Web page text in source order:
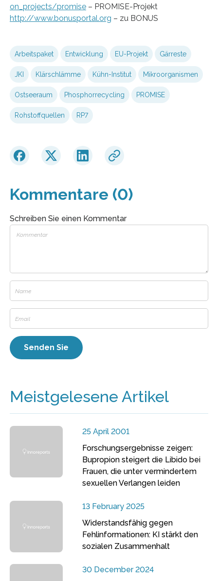
on_projects/promise – PROMISE-Projekt
http://www.bonusportal.org – zu BONUS
Arbeitspaket Entwicklung EU-Projekt Gärreste
JKI Klärschlämme Kühn-Institut Mikroorganismen
Ostseeraum Phosphorrecycling PROMISE
Rohstoffquellen RP7
Kommentare (0)
Schreiben Sie einen Kommentar
Meistgelesene Artikel
25 April 2001
Forschungsergebnisse zeigen:
Bupropion steigert die Libido bei
Frauen, die unter vermindertem
sexuellen Verlangen leiden
13 February 2025
Widerstandsfähig gegen
Fehlinformationen: KI stärkt den
sozialen Zusammenhalt
30 December 2024